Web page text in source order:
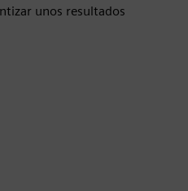
unos resultados